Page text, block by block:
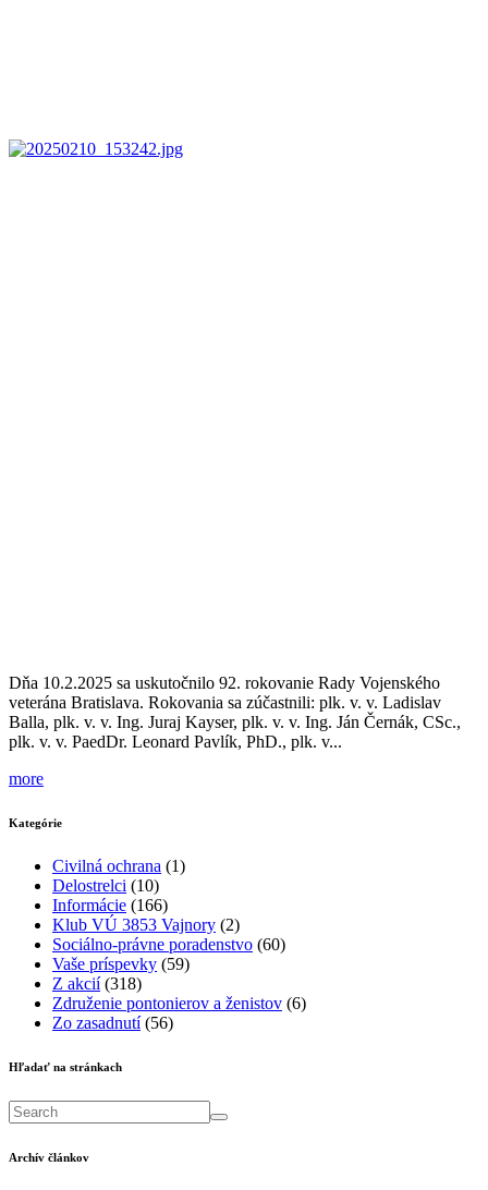
Dňa 10.2.2025 sa uskutočnilo 92. rokovanie Rady Vojenského
veterána Bratislava. Rokovania sa zúčastnili: plk. v. v. Ladislav
Balla, plk. v. v. Ing. Juraj Kayser, plk. v. v. Ing. Ján Černák, CSc.,
plk. v. v. PaedDr. Leonard Pavlík, PhD., plk. v...
more
Kategórie
Civilná ochrana (1)
Delostrelci (10)
Informácie (166)
Klub VÚ 3853 Vajnory (2)
Sociálno-právne poradenstvo (60)
Vaše príspevky (59)
Z akcií(318)
Združenie pontonierov a ženistov (6)
Zo zasadnutí(56)
Hľadať na stránkach
Archív článkov